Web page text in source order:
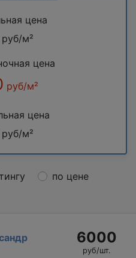
цена
руб/м²
цена
руб/м²
цена
руб/м²
по цене
6000
руб/шт.